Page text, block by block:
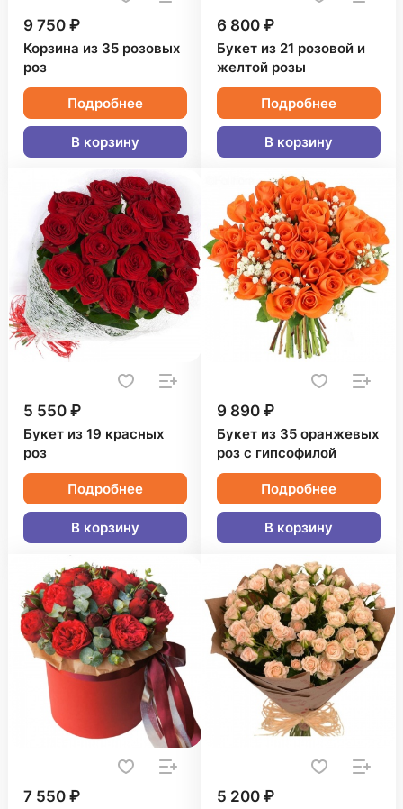
9 750 ₽
Корзина из 35 розовых
роз
Подробнее
В корзину
6 800 ₽
Букет из 21 розовой и
желтой розы
Подробнее
В корзину
5 550 ₽
Букет из 19 красных
роз
Подробнее
В корзину
9 890 ₽
Букет из 35 оранжевых
роз с гипсофилой
Подробнее
В корзину
7 550 ₽ 5 200 ₽